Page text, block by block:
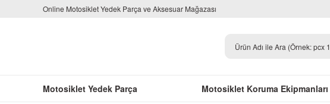
Online Motosiklet Yedek Parça ve Aksesuar Mağazası
Motosiklet Yedek Parça Motosiklet Koruma Ekipmanları